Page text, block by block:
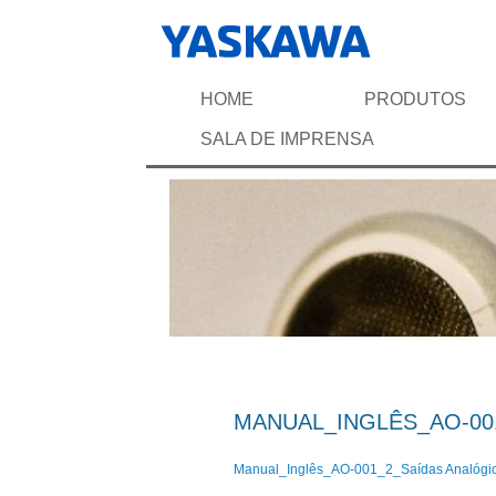
HOME PRODUTOS
SALA DE IMPRENSA
MANUAL_INGLÊS_AO-
Manual_Inglês_AO-001_2_Saídas